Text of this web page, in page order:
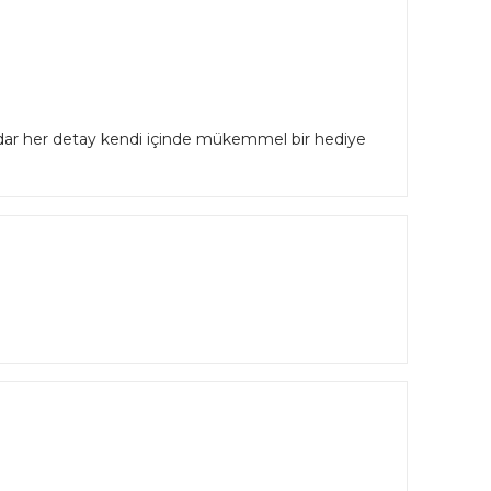
her detay kendi içinde mükemmel bir hediye